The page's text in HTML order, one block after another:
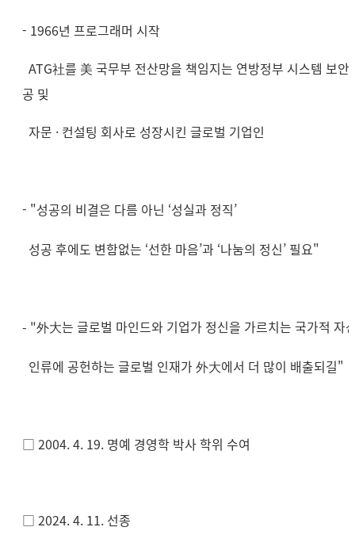
- 1966년 프로그래머 시작
ATG社를 美 국무부 전산망을 책임지는 연방정부 시스템 보안
공 및
자문 · 컨설팅 회사로 성장시킨 글로벌 기업인
- "성공의 비결은 다름 아닌 ‘성실과 정직’
성공 후에도 변함없는 ‘선한 마음’과 ‘나눔의 정신’ 필요"
- "外大는 글로벌 마인드와 기업가 정신을 가르치는 국가적 자
인류에 공헌하는 글로벌 인재가 外大에서 더 많이 배출되길"
□ 2004. 4. 19. 명예 경영학 박사 학위 수여
□ 2024. 4. 11. 선종